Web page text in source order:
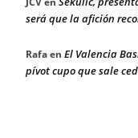
será que la afición
Rafaen El Valencia
pívot cupo que sale